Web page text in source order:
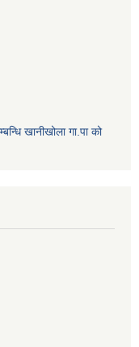
खानीखोला गा.पा को